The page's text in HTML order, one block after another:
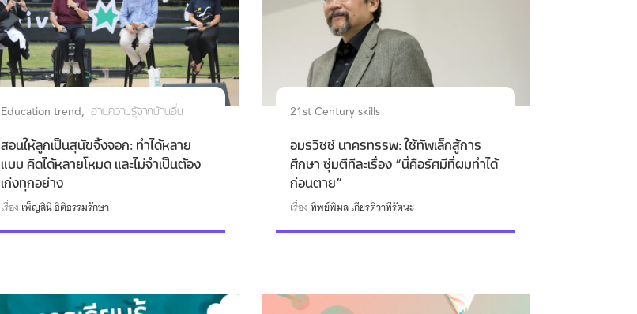
Education trend อ่านความรู้จากบ้านอื่น
สอนให้ลูกเป็นสุนัขจิ้งจอก: ทำได้หลาย
แบบ คิดได้หลายโหมด และไม่จำเป็นต้อง
เก่งทุกอย่าง
เรื่อง เพ็ญสินี ธิติธรรมรักษา
21st Century skills
อมรวิชช์ นาครทรรพ: ใช้ทัพเล็กสู้การ
ศึกษา ซุ่มตีทีละเรื่อง “นี่คือรัศมีที่ผมทำได้
ก่อนตาย”
เรื่องทิพย์พิมล เกียรติวาทีรัตนะ